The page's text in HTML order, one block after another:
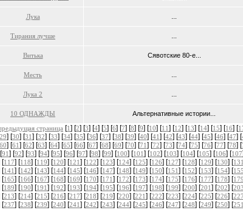
Лука
Тирания лучше
Витька Сявотские 80-е...
Месть
Лука 2
10 ОДНАЖДЫ Альтернативные истории...
страница [1] [2] [3] [4] [5] [6] [7] [8] [9] [10] [11] [12] [13] [14] [15] [16] [
] [30] [31] [32] [33] [34] [35] [36] [37] [38] [39] [40] [41] [42] [43] [44] [45] [46] [47] [
] [61] [62] [63] [64] [65] [66] [67] [68] [69] [70] [71] [72] [73] [74] [75] [76] [77] [78] [
91] [92] [93] [94] [95] [96] [97] [98] [99] [100] [101] [102] [103] [104] [105] [106] [107
[117] [118] [119] [120] [121] [122] [123] [124] [125] [126] [127] [128] [129] [130] [131
[141] [142] [143] [144] [145] [146] [147] [148] [149] [150] [151] [152] [153] [154] [155
[165] [166] [167] [168] [169] [170] [171] [172] [173] [174] [175] [176] [177] [178] [179
[189] [190] [191] [192] [193] [194] [195] [196] [197] [198] [199] [200] [201] [202] [203
[213] [214] [215] [216] [217] [218] [219] [220] [221] [222] [223] [224] [225] [226] [227
[237] [238] [239] [240] [241] [242] [243] [244] [245] [246] [247] [248] [249] [250] [251